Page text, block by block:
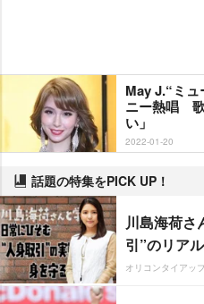
May J.“ミュ
ニー熱唱
い」
2022-01-20
話題の特集をPICK UP！
川島海荷さ
引”のリアル
オリコンタイアッ